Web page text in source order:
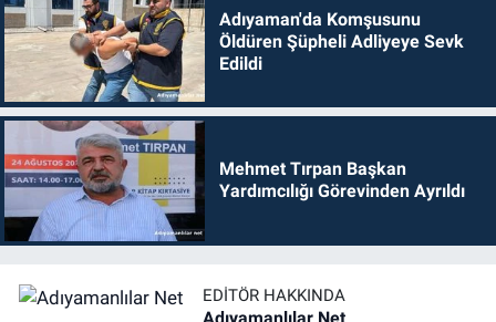
Adıyaman'da Komşusunu
Öldüren Şüpheli Adliyeye Sevk
Edildi
Mehmet Tırpan Başkan
Yardımcılığı Görevinden Ayrıldı
EDITÖR HAKKINDA